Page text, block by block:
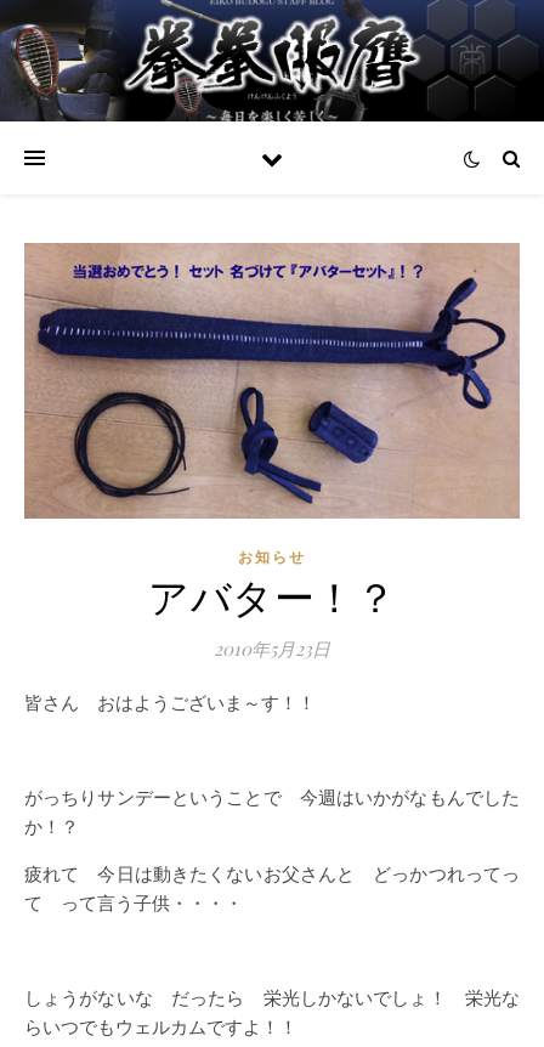
お知らせ
アバター！？
2010年5月23日
皆さん おはようございま～す！！
がっちりサンデーということで 今週はいかがなもんでした
か！？
疲れて 今日は動きたくないお父さんと どっかつれってっ
て って言う子供・・・・
しょうがないな だったら 栄光しかないでしょ！ 栄光な
らいつでもウェルカムですよ！！